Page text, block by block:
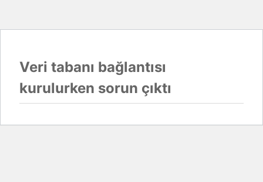
Veri tabanı bağlantısı
kurulurken sorun çıktı